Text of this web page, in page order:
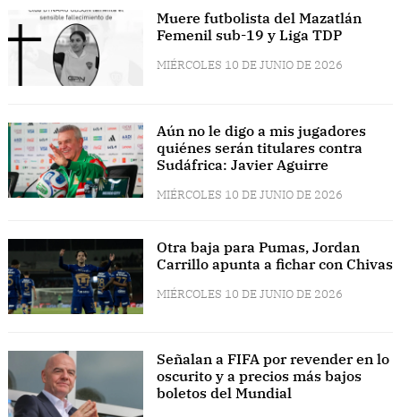
Muere futbolista del Mazatlán
Femenil sub-19 y Liga TDP
MIÉRCOLES 10 DE JUNIO DE 2026
Aún no le digo a mis jugadores
quiénes serán titulares contra
Sudáfrica: Javier Aguirre
MIÉRCOLES 10 DE JUNIO DE 2026
Otra baja para Pumas, Jordan
Carrillo apunta a fichar con Chivas
MIÉRCOLES 10 DE JUNIO DE 2026
Señalan a FIFA por revender en lo
oscurito y a precios más bajos
boletos del Mundial